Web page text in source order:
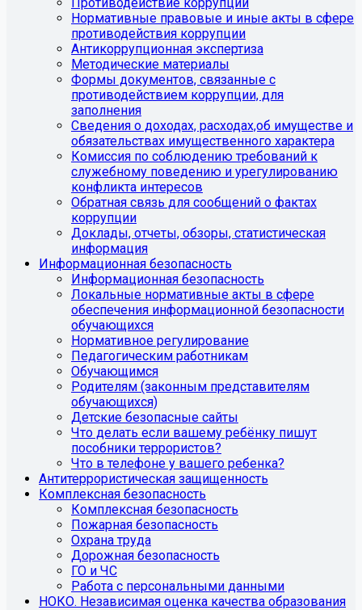
Нормативные правовые и иные акты в сфере
противодействия коррупции
Антикоррупционная экспертиза
Методические материалы
Формы документов, связанные с
противодействием коррупции, для
заполнения
Сведения о доходах, расходах,об имуществе и
обязательствах имущественного характера
Комиссия по соблюдению требований к
служебному поведению и урегулированию
конфликта интересов
Обратная связь для сообщений о фактах
коррупции
Доклады, отчеты, обзоры, статистическая
информация
Информационная безопасность
Информационная безопасность
Локальные нормативные акты в сфере
обеспечения информационной безопасности
обучающихся
Нормативное регулирование
Педагогическим работникам
Обучающимся
Родителям (законным представителям
обучающихся)
Детские безопасные сайты
Что делать если вашему ребёнку пишут
пособники террористов?
Что в телефоне у вашего ребенка?
Антитеррористическая защищенность
Комплексная безопасность
Комплексная безопасность
Пожарная безопасность
Охрана труда
Дорожная безопасность
ГО и ЧС
Работа с персональными данными
НОКО. Независимая оценка качества образования